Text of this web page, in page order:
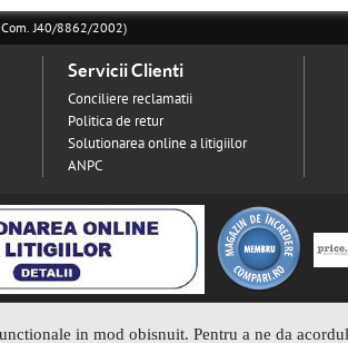
J40/8862/2002)
Servicii Clienti
Conciliere reclamatii
Politica de retur
Solutionarea online a litigiilor
ANPC
in mod obisnuit. Pentru a ne da